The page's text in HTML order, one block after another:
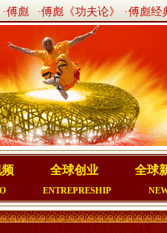
·傅彪 ·傅彪《功夫论》 ·傅彪经
全球创业
ENTREPRESHIP
全球